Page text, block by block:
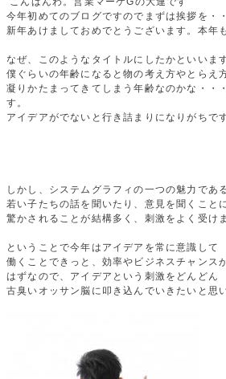
今年初めてのブログですのでまずは挨拶を・
新年あけましておめでとうございます。本年
なぜ、このようなタイトルにしたかといいま
僕ぐらいの年齢になると物の考え方やとらえ
凝りかたまってきてしまう年齢なのかな・・
す。
アイデアがでないと行き詰まりになりがちで
しかし、システムグラフィの一つの魅力であ
若い子たちの話を聞いたり、意見を聞くこと
驚かされることが結構多く、刺激をよく受け
ということで今年はアイデアを常に意識して
働くことできっと、効率やビジネスチャンス
はずなので、アイデアという刺激をどんどん
古臭いオッサン脳に叩き込んでいきたいと思